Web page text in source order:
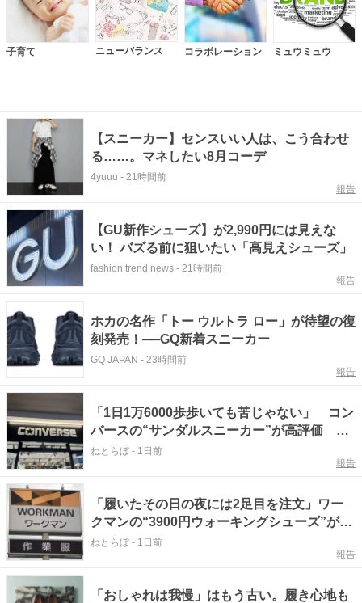
子育て ニューバランス コラボレーション ミュウミュウ
【スニーカー】センスいい人は、こう合わせ
る……。マネしたい8月コーデ
4yuuu - 21時間前
報告
【GU新作シューズ】が2,990円には見えな
い！ バズる前に狙いたい「高見えシューズ」
fashion trend news - 21時間前
報告
ホカの名作「トー ウルトラ ロー」が待望の復
刻発売！──GQ新着スニーカー
GQ JAPAN - 23時間前
報告
「1日1万6000歩歩いても苦じゃない」 コン
バースの“サンダルスニーカー”が高評価
「今まで履いてきた厚底の中で1番軽い」
ねとらぼ- 1日前
報告
「履いたその日の夜には2足目を注文」ワー
クマンの“3900円ウォーキングシューズ”が好
評 「地面の感覚がそのまま伝わってきて感
ねとらぼ- 1日前
報告
「おしゃれは我慢」はもう古い。履き心地も